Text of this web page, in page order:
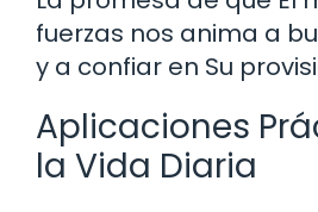
fuerzas nos anima a
y a confiar en Su
Aplicaciones
la Vida Diaria